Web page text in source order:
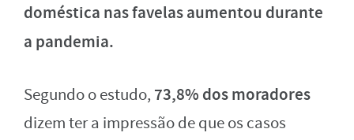
doméstica nas favelas aumentou durante
a pandemia.
Segundo o estudo, 73,8% dos moradores
dizem ter a impressão de que os casos